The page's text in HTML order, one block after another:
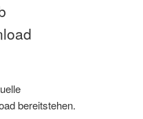
bereitstehen.